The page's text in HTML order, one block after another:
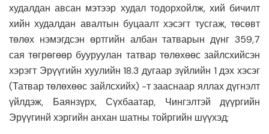
худалдан авсан мэтээр худал тодорхойлж, хий бичилт
хийн худалдан авалтын буцаалт хэсэгт тусгаж, төсөвт
төлөх нэмэгдсэн өртгийн албан татварын дүнг 359,7
сая төгрөгөөр бууруулан татвар төлөхөөс зайлсхийсэн
хэрэгт Эрүүгийн хуулийн 18.3 дугаар зүйлийн 1 дэх хэсэг
(Татвар төлөхөөс зайлсхийх) -т зааснаар яллах дүгнэлт
үйлдэж, Баянзүрх, Сүхбаатар, Чингэлтэй дүүргийн
Эрүүгинй хэргийн анхан шатны тойргийн шүүхэд;